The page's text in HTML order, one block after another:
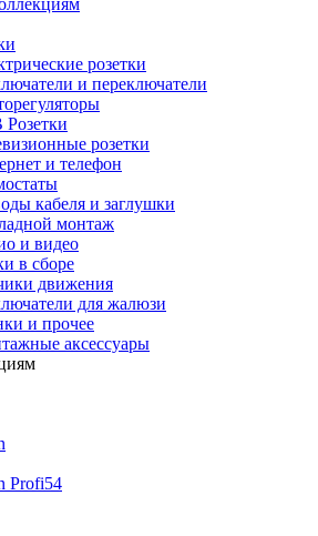
розетки
и переключатели
Розетки
розетки
и телефон
кабеля и заглушки
монтаж
и видео
в сборе
движения
для жалюзи
и прочее
аксессуары
Profi54